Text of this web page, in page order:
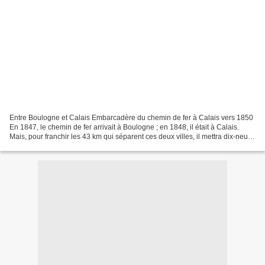
Entre Boulogne et Calais Embarcadère du chemin de fer à Calais vers 1850
En 1847, le chemin de fer arrivait à Boulogne ; en 1848, il était à Calais.
Mais, pour franchir les 43 km qui séparent ces deux villes, il mettra dix-neuf